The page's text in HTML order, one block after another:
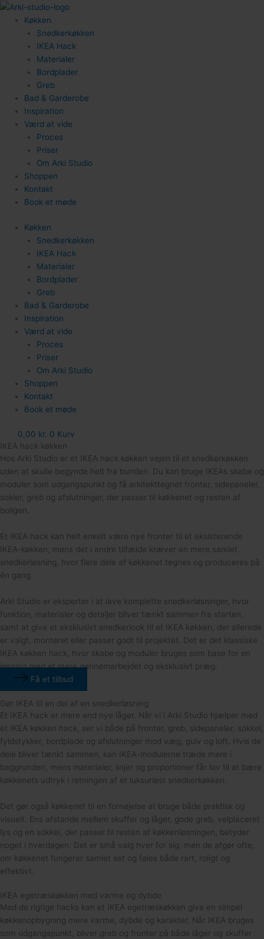
Gå
indholdet
Køkken
Snedkerkøkken
IKEA Hack
Materialer
Bordplader
Greb
Bad & Garderobe
Inspiration
Værd at vide
Proces
Priser
Om Arki Studio
Shoppen
Kontakt
Book et møde
Køkken
Snedkerkøkken
IKEA Hack
Materialer
Bordplader
Greb
Bad & Garderobe
Inspiration
Værd at vide
Proces
Priser
Om Arki Studio
Shoppen
Kontakt
Book et møde
0,00 kr. 0 Kurv
IKEA hack køkken
Hos Arki Studio er et IKEA hack køkken vejen til et snedkerkøkken
uden at skulle begynde helt fra bunden. Du kan bruge IKEAs skabe og
moduler som udgangspunkt og få arkitekttegnet fronter, sidepaneler,
sokler, greb og afslutninger, der passer til køkkenet og resten af
boligen.
Et IKEA hack kan helt enkelt være nye fronter til et eksisterende
IKEA-køkken, mens det i andre tilfælde kræver en mere samlet
snedkerløsning, hvor flere dele af køkkenet tegnes og produceres på
én gang.
Arki Studio er eksperter i at lave komplette snedkerløsninger, hvor
funktion, materialer og detaljer bliver tænkt sammen fra starten,
samt at give et eksklusivt snedkerlook til et IKEA køkken, der allerede
er valgt, monteret eller passer godt til projektet. Det er det klassiske
IKEA køkken hack, hvor skabe og moduler bruges som base for en
løsning med et mere gennemarbejdet og eksklusivt præg.
Få et tilbud
Gør IKEA til en del af en snedkerløsning
Et IKEA hack er mere end nye låger. Når vi i Arki Studio hjælper med
et IKEA køkken hack, ser vi både på fronter, greb, sidepaneler, sokkel,
fyldstykker, bordplade og afslutninger mod væg, gulv og loft. Hvis de
dele bliver tænkt sammen, kan IKEA-modulerne træde mere i
baggrunden, mens materialer, linjer og proportioner får lov til at bære
køkkenets udtryk i retningen af et luksuriøst snedkerkøkken.
Det gør også køkkenet til en fornøjelse at bruge både praktisk og
visuelt. Ens afstande mellem skuffer og låger, gode greb, velplaceret
lys og en sokkel, der passer til resten af køkkenløsningen, betyder
noget i hverdagen. Det er små valg hver for sig, men de afgør ofte,
om køkkenet fungerer samlet set og føles både rart, roligt og
effektivt.
IKEA egetræskøkken med varme og dybde
Med de rigtige hacks kan et IKEA egetræskøkken give en simpel
køkkenopbygning mere varme, dybde og karakter. Når IKEA bruges
som udgangspunkt, bliver greb og fronter på både låger og skuffer